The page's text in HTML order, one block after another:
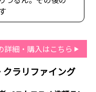
詳細・購入はこちら
クラリファイング